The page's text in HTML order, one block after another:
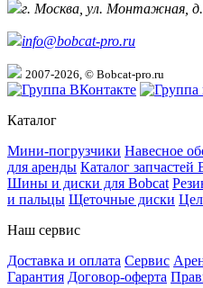
г. Москва, ул. Монтажная,
info@bobcat-pro.ru
2007-2026, © Bobcat-pro.ru
Каталог
Мини-погрузчики Навесное
для аренды Каталог запчастей
Шины и диски для Bobcat
и пальцы Щеточные диски
Наш сервис
Доставка и оплата Сервис
Гарантия Договор-оферта